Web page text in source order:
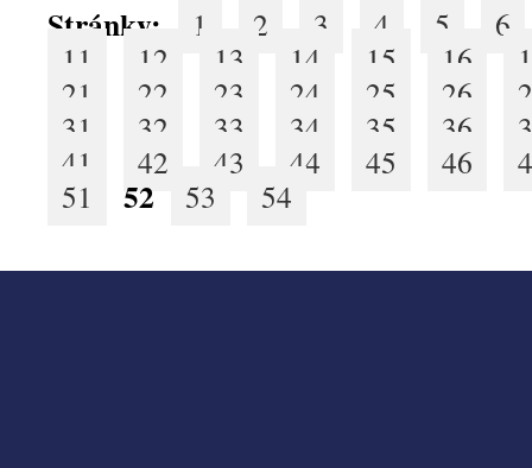
Stránky: 1 2 3 4 5
6
11
12 13 14 15 16
21
22 23 24 25 26
31
32 33 34 35 36
41
42 43 44 45 46
51
52 53 54